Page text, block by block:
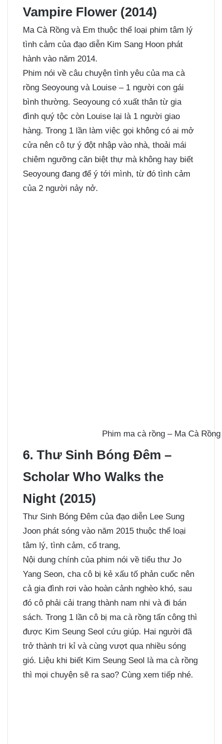
Vampire Flower (2014)
Ma Cà Rồng và Em thuộc thể loại phim tâm lý
tình cảm của đạo diễn Kim Sang Hoon phát
hành vào năm 2014.
Phim nói về câu chuyện tình yêu của ma cà
rồng Seoyoung và Louise – 1 người con gái
bình thường. Seoyoung có xuất thân từ gia
đình quý tộc còn Louise lại là 1 người giao
hàng. Trong 1 lần làm việc gọi không có ai mở
cửa nên cô tự ý đột nhập vào nhà, thoải mái
chiêm ngưỡng căn biệt thự mà không hay biết
Seoyoung đang để ý tới mình, từ đó tình cảm
của 2 người nảy nở.
Phim ma cà rồng – Ma Cà
6. Thư Sinh Bóng Đêm –
Scholar Who Walks the
Night (2015)
Thư Sinh Bóng Đêm của đạo diễn Lee Sung
Joon phát sóng vào năm 2015 thuộc thể loại
tâm lý, tình cảm, cổ trang,
Nội dung chính của phim nói về tiểu thư Jo
Yang Seon, cha cô bị kẻ xấu tố phản cuốc nên
cả gia đình rơi vào hoàn cảnh nghèo khó, sau
đó cô phải cải trang thành nam nhi và đi bán
sách. Trong 1 lần cô bị ma cà rồng tấn công thì
được Kim Seung Seol cứu giúp. Hai người đã
trở thành tri kỉ và cùng vượt qua nhiều sóng
gió. Liệu khi biết Kim Seung Seol là ma cà rồng
thì mọi chuyện sẽ ra sao? Cùng xem tiếp nhé.